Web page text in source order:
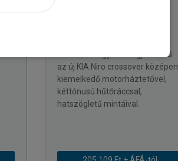
Feltűnő és egyedi megjelenésű
az új KIA Niro crossover középen
kiemelkedő motorháztetővel,
kéttónusú hűtőráccsal,
hatszögletű mintáival.